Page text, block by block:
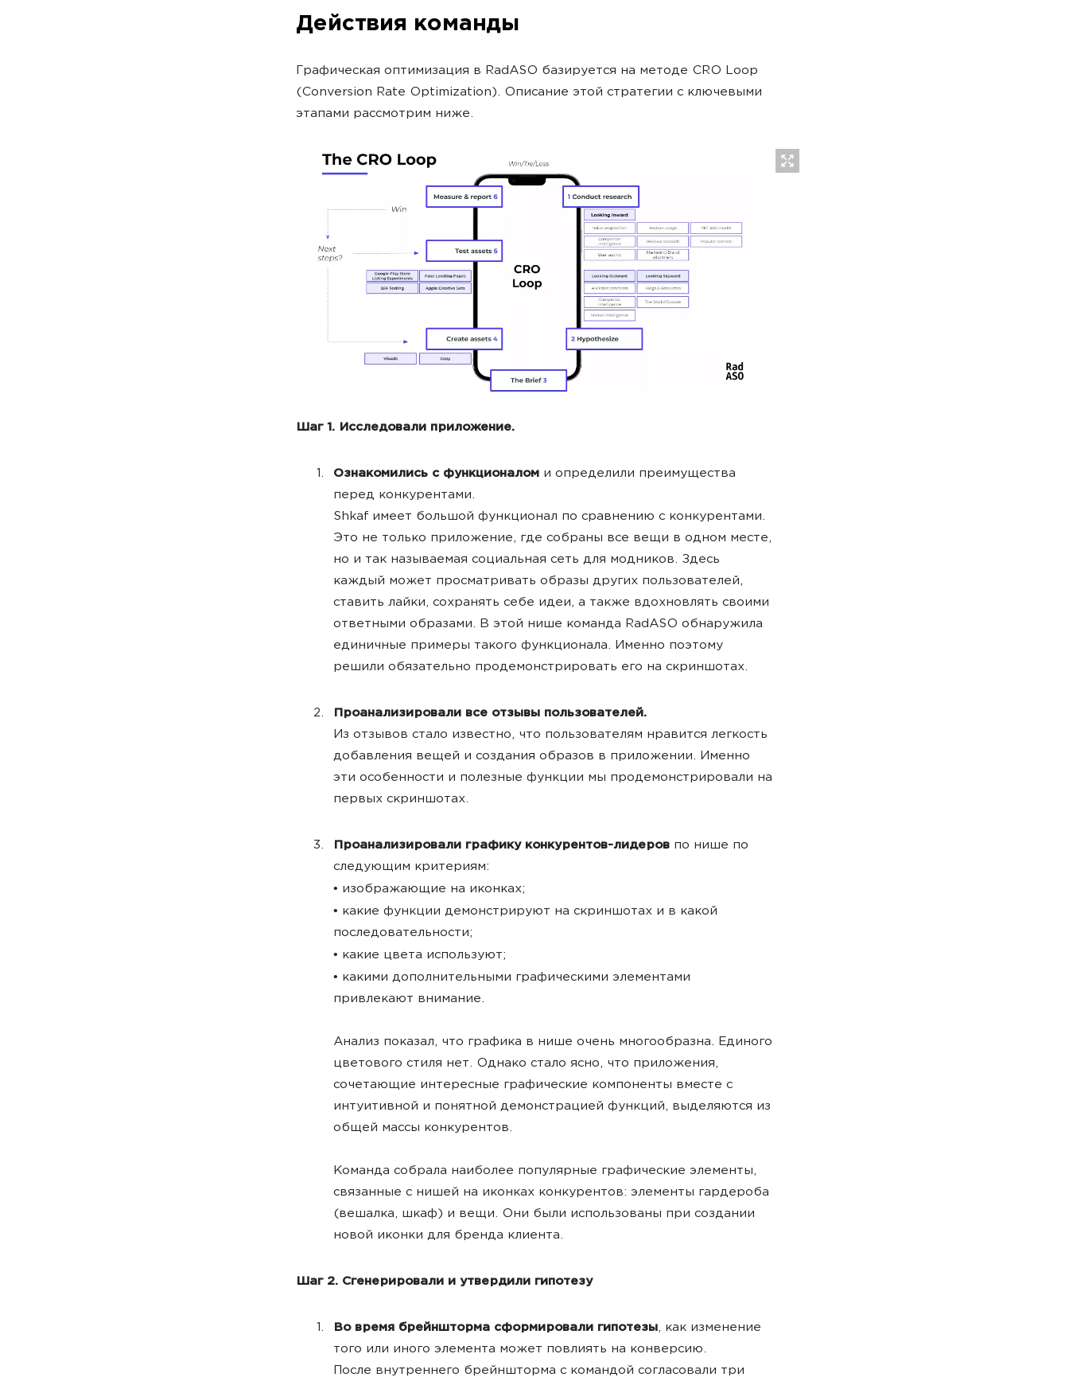
Действия команды
Графическая оптимизация в RadASO базируется на методе CRO Loop
(Conversion Rate Optimization). Описание этой стратегии с ключевыми
этапами рассмотрим ниже.
Шаг 1. Исследовали приложение.
Ознакомились с функционалом и определили преимущества
перед конкурентами.
Shkaf имеет большой функционал по сравнению с конкурентами.
Это не только приложение, где собраны все вещи в одном месте,
но и так называемая социальная сеть для модников. Здесь
каждый может просматривать образы других пользователей,
ставить лайки, сохранять себе идеи, а также вдохновлять своими
ответными образами. В этой нише команда RadASO обнаружила
единичные примеры такого функционала. Именно поэтому
решили обязательно продемонстрировать его на скриншотах.
Проанализировали все отзывы пользователей.
Из отзывов стало известно, что пользователям нравится легкость
добавления вещей и создания образов в приложении. Именно
эти особенности и полезные функции мы продемонстрировали на
первых скриншотах.
Проанализировали графику конкурентов-лидеров по нише по
следующим критериям:
• изображающие на иконках;
• какие функции демонстрируют на скриншотах и в какой
последовательности;
• какие цвета используют;
• какими дополнительными графическими элементами
привлекают внимание.
Анализ показал, что графика в нише очень многообразна. Единого
цветового стиля нет. Однако стало ясно, что приложения,
сочетающие интересные графические компоненты вместе с
интуитивной и понятной демонстрацией функций, выделяются из
общей массы конкурентов.
Команда собрала наиболее популярные графические элементы,
связанные с нишей на иконках конкурентов: элементы гардероба
(вешалка, шкаф) и вещи. Они были использованы при создании
новой иконки для бренда клиента.
Шаг 2. Сгенерировали и утвердили гипотезу
Во время брейншторма сформировали гипотезы, как изменение
того или иного элемента может повлиять на конверсию.
После внутреннего брейншторма с командой согласовали три